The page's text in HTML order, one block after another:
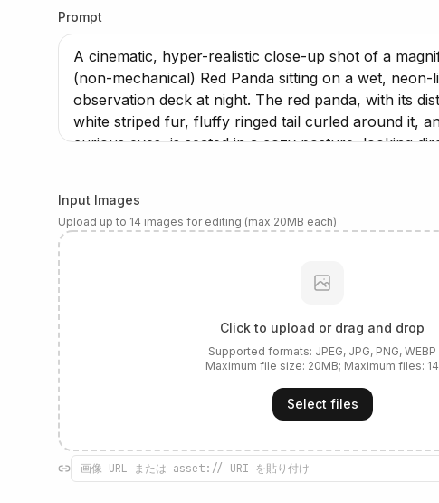
Prompt
Input Images
Upload up to 14 images for editing (max 20MB each)
Click to upload or drag and drop
Supported formats: JPEG, JPG, PNG, WEBP
Maximum file size: 20MB; Maximum files: 14
Select files